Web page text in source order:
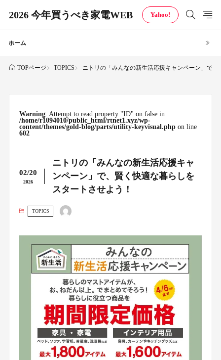
2026 今年買うべき家電WEB Yahoo!
ホーム
TOPページ TOPICS ニトリの「みんなの新生活応援キャンペーン」で
Warning: Attempt to read property "ID" on false in
/home/r1094010/public_html/rtnet1.xyz/wp-
content/themes/gold-blog/parts/utility-keyvisual.phpon line
602
02/20
2026
ニトリの「みんなの新生活応援キャ
ンペーン」で、賢く快適な暮らしを
スタートさせよう！
TOPICS